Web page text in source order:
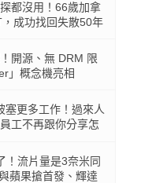
都沒用！66歲加拿
成功找回失散50年
開源、無 DRM 限
」概念機亮相
塞更多工作！過來人
工不再跟你分享怎
！流片量是3奈米同
蘋果搶首發、輝達